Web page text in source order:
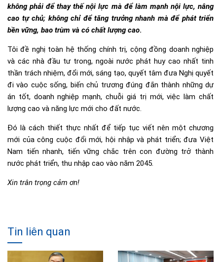
không phải để thay thế nội lực mà để làm mạnh nội lực, nâng
cao tự chủ; không chỉ để tăng trưởng nhanh mà để phát triển
bền vững, bao trùm và có chất lượng cao.
Tôi đề nghị toàn hệ thống chính trị, cộng đồng doanh nghiệp
và các nhà đầu tư trong, ngoài nước phát huy cao nhất tinh
thần trách nhiệm, đổi mới, sáng tạo, quyết tâm đưa Nghị quyết
đi vào cuộc sống, biến chủ trương đúng đắn thành những dự
án tốt, doanh nghiệp mạnh, chuỗi giá trị mới, việc làm chất
lượng cao và năng lực mới cho đất nước.
Đó là cách thiết thực nhất để tiếp tục viết nên một chương
mới của công cuộc đổi mới, hội nhập và phát triển; đưa Việt
Nam tiến nhanh, tiến vững chắc trên con đường trở thành
nước phát triển, thu nhập cao vào năm 2045.
Xin trân trọng cảm ơn!
Tin liên quan